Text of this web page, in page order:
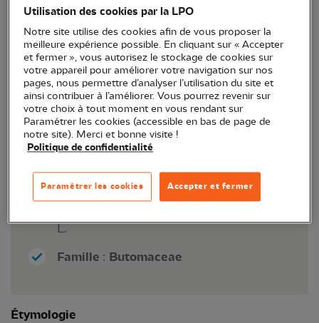
Butome en ombelle (Butomus umbellatus) ©
Nicolas Macaire / LPO
Autre nom: Jonc fleuri
Nom anglais: Flowering Rush
Nom allemand : Doldige Wasserviole
L.
Famille : Butomaceae
Étymologie
Utilisation des cookies par la LPO
Notre site utilise des cookies afin de vous proposer la
meilleure expérience possible. En cliquant sur « Accepter
et fermer », vous autorisez le stockage de cookies sur
votre appareil pour améliorer votre navigation sur nos
pages, nous permettre d’analyser l’utilisation du site et
ainsi contribuer à l’améliorer. Vous pourrez revenir sur
votre choix à tout moment en vous rendant sur
Paramétrer les cookies (accessible en bas de page de
notre site). Merci et bonne visite !
Politique de confidentialité
Accepter et fermer
Paramétrer les cookies